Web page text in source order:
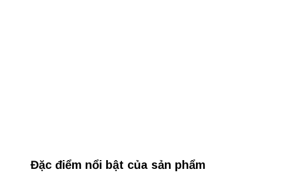
Đặc điểm nổi bật của sản phẩm